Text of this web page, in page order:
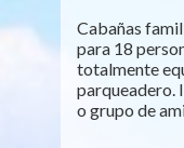
Cabañas
para 18
totalmente
parqueadero.
o grupo de